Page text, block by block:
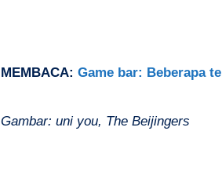
MEMBACA: Game bar: Beberapa
Gambar: uni you, The Beijingers